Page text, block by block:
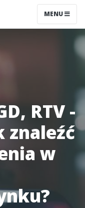
MENU
RTV -
znaleźć
w